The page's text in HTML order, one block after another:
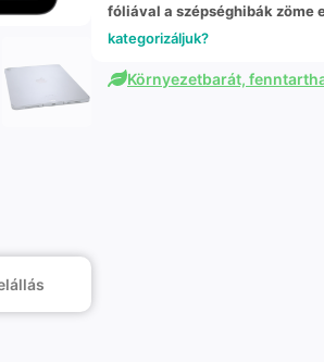
fóliával a szépséghibák zöme
kategorizáljuk?
Környezetbarát,